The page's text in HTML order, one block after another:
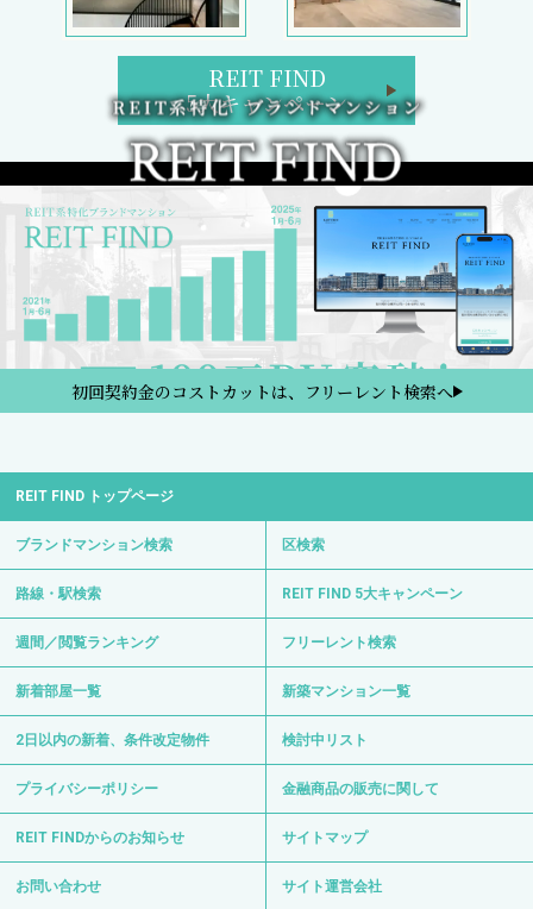
REIT FIND
5大キャンペーン
初回契約金のコストカットは、フリーレント検索へ
REIT FIND トップページ
ブランドマンション検索 区検索
路線・駅検索 REIT FIND 5大キャンペーン
週間／閲覧ランキング フリーレント検索
新着部屋一覧 新築マンション一覧
2日以内の新着、条件改定物件 検討中リスト
プライバシーポリシー 金融商品の販売に関して
REIT FINDからのお知らせ サイトマップ
お問い合わせ サイト運営会社